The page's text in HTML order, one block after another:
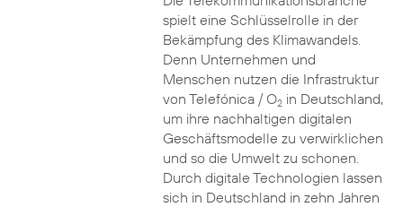
spielt eine Schlüsselrolle in der
Bekämpfung des Klimawandels.
Denn Unternehmen und
Menschen nutzen die Infrastruktur
von Telefónica / O2in Deutschland,
um ihre nachhaltigen digitalen
Geschäftsmodelle zu verwirklichen
und so die Umwelt zu schonen.
Durch digitale Technologien lassen
sich in Deutschland in zehn Jahren